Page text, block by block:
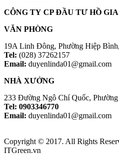
CÔNG TY CP ĐẦU TƯ HỒ
VĂN PHÒNG
19A Linh Đông, Phường Hiệp
Tel: (028) 37262157
Email: duyenlinda01@gmail.com
NHÀ XƯỞNG
233 Đường Ngô Chí Quốc,
Tel: 0903346770
Email: duyenlinda01@gmail.com
Copyright © 2017. All Rights
ITGreen.vn